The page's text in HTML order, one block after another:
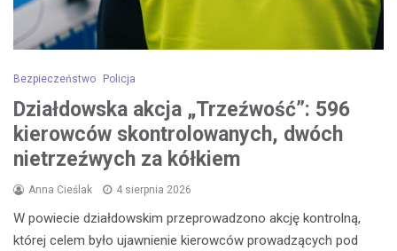
Bezpieczeństwo Policja
Działdowska akcja „Trzeźwość”: 596
kierowców skontrolowanych, dwóch
nietrzeźwych za kółkiem
Anna Cieślak 4 sierpnia 2026
W powiecie działdowskim przeprowadzono akcję kontrolną,
której celem było ujawnienie kierowców prowadzących pod